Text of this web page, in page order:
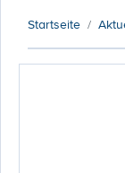
Startseite